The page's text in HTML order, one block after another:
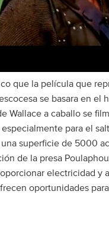
que la película que
se basara en el
Wallace a caballo se
para el
superficie de 5000
de la presa
electricidad y
oportunidades